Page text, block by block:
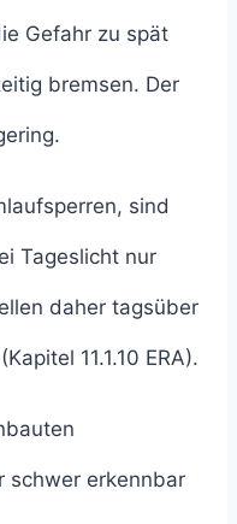
Gefahr zu spät
bremsen. Der
sind
Tageslicht nur
daher tagsüber
11.1.10 ERA).